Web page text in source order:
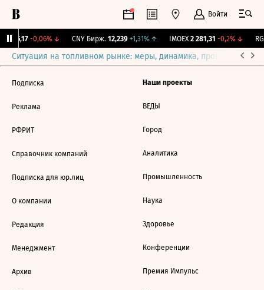
Войти
115,17 -0,06%↓ CNY Бирж. 12,239 +1,31%↑ IMOEX 2 281,31 -0,2%↓
Ситуация на топливном рынке: меры, динамика, прогнозы
Подписка
Реклама
РФРИТ
Справочник компаний
Подписка для юр.лиц
О компании
Редакция
Менеджмент
Архив
Наши проекты
ВЕДЫ
Город
Аналитика
Промышленность
Наука
Здоровье
Конференции
Премия Импульс